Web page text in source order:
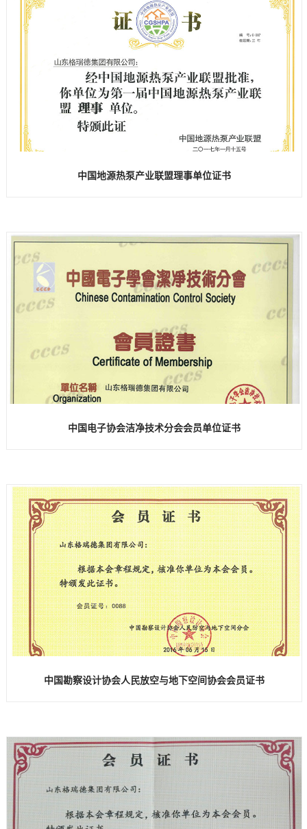
中国地源热泵产业联盟理事单位证书
中国电子协会洁净技术分会会员单位证书
中国勘察设计协会人民放空与地下空间协会会员证书